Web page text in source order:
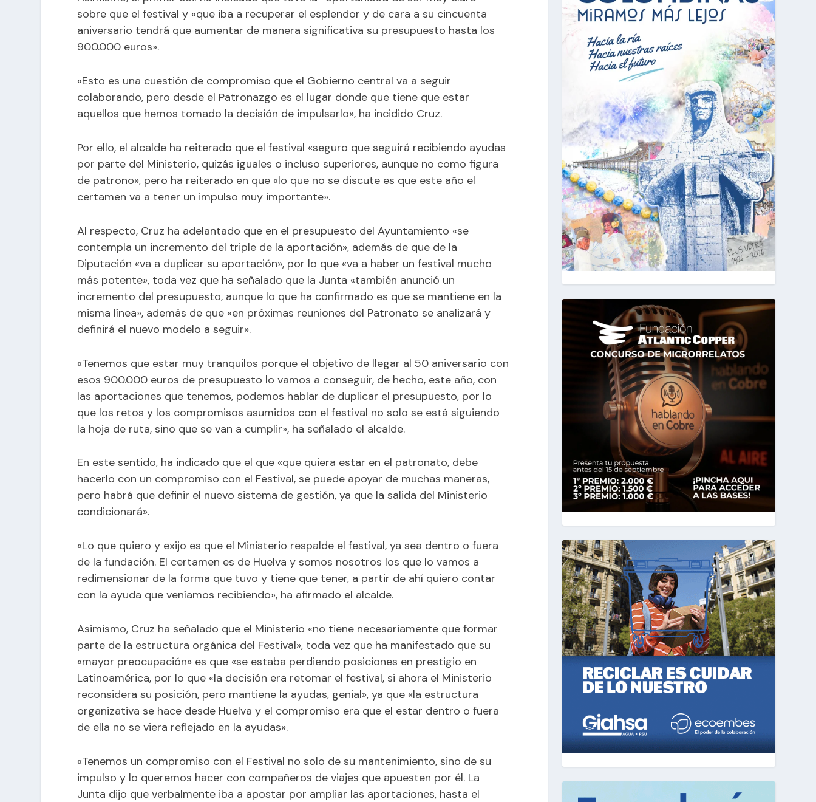
sobre que el festival y «que iba a recuperar el esplendor y de cara a su cincuenta
aniversario tendrá que aumentar de manera significativa su presupuesto hasta los
900.000 euros».
«Esto es una cuestión de compromiso que el Gobierno central va a seguir
colaborando, pero desde el Patronazgo es el lugar donde que tiene que estar
aquellos que hemos tomado la decisión de impulsarlo», ha incidido Cruz.
Por ello, el alcalde ha reiterado que el festival «seguro que seguirá recibiendo ayudas
por parte del Ministerio, quizás iguales o incluso superiores, aunque no como figura
de patrono», pero ha reiterado en que «lo que no se discute es que este año el
certamen va a tener un impulso muy importante».
Al respecto, Cruz ha adelantado que en el presupuesto del Ayuntamiento «se
contempla un incremento del triple de la aportación», además de que de la
Diputación «va a duplicar su aportación», por lo que «va a haber un festival mucho
más potente», toda vez que ha señalado que la Junta «también anunció un
incremento del presupuesto, aunque lo que ha confirmado es que se mantiene en la
misma línea», además de que «en próximas reuniones del Patronato se analizará y
definirá el nuevo modelo a seguir».
«Tenemos que estar muy tranquilos porque el objetivo de llegar al 50 aniversario con
esos 900.000 euros de presupuesto lo vamos a conseguir, de hecho, este año, con
las aportaciones que tenemos, podemos hablar de duplicar el presupuesto, por lo
que los retos y los compromisos asumidos con el festival no solo se está siguiendo
la hoja de ruta, sino que se van a cumplir», ha señalado el alcalde.
En este sentido, ha indicado que el que «que quiera estar en el patronato, debe
hacerlo con un compromiso con el Festival, se puede apoyar de muchas maneras,
pero habrá que definir el nuevo sistema de gestión, ya que la salida del Ministerio
condicionará».
«Lo que quiero y exijo es que el Ministerio respalde el festival, ya sea dentro o fuera
de la fundación. El certamen es de Huelva y somos nosotros los que lo vamos a
redimensionar de la forma que tuvo y tiene que tener, a partir de ahí quiero contar
con la ayuda que veníamos recibiendo», ha afirmado el alcalde.
Asimismo, Cruz ha señalado que el Ministerio «no tiene necesariamente que formar
parte de la estructura orgánica del Festival», toda vez que ha manifestado que su
«mayor preocupación» es que «se estaba perdiendo posiciones en prestigio en
Latinoamérica, por lo que «la decisión era retomar el festival, si ahora el Ministerio
reconsidera su posición, pero mantiene la ayudas, genial», ya que «la estructura
organizativa se hace desde Huelva y el compromiso era que el estar dentro o fuera
de ella no se viera reflejado en la ayudas».
«Tenemos un compromiso con el Festival no solo de su mantenimiento, sino de su
impulso y lo queremos hacer con compañeros de viajes que apuesten por él. La
Junta dijo que verbalmente iba a apostar por ampliar las aportaciones, hasta el